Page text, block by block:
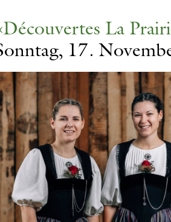
La
17.